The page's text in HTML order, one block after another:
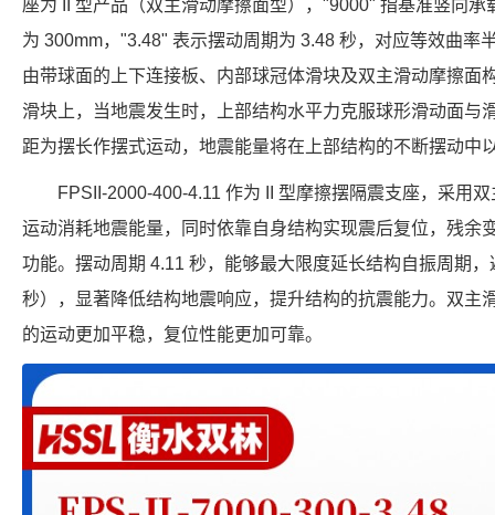
座为 II 型产品（双主滑动摩擦面型），"9000" 指基准竖向
为 300mm，"3.48" 表示摆动周期为 3.48 秒，对应等效曲率
由带球面的上下连接板、内部球冠体滑块及双主滑动摩擦面
滑块上，当地震发生时，上部结构水平力克服球形滑动面与
距为摆长作摆式运动，地震能量将在上部结构的不断摆动中
FPSII-2000-400-4.11 作为 II 型摩擦摆隔震支座，采用
运动消耗地震能量，同时依靠自身结构实现震后复位，残余
功能。摆动周期 4.11 秒，能够最大限度延长结构自振周期
秒），显著降低结构地震响应，提升结构的抗震能力。双主
的运动更加平稳，复位性能更加可靠。